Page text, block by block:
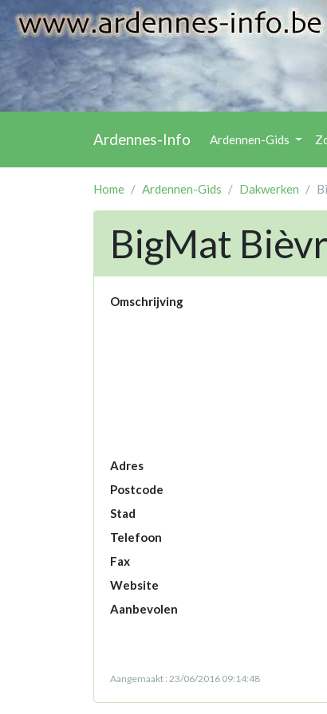
Ardennes-Info Ardennen-Gids
Home Ardennen-Gids Dakwerken
BigMat
Omschrijving
Adres
Postcode
Stad
Telefoon
Fax
Website
Aanbevolen
Aangemaakt : 23/06/2016 09:14:48